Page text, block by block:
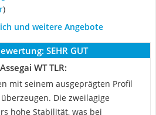
)
und weitere Angebote
SEHR GUT
WT TLR:
mit seinem ausgeprägten Profil
Die zweilagige
hohe Stabilität, was bei